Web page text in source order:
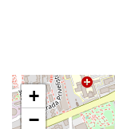
+
−